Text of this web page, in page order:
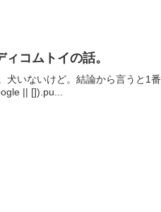
コムトイの話。
いないけど。結論から言うと1
|| []).pu...